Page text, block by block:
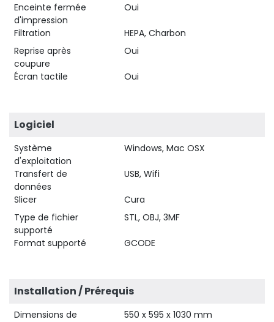
Enceinte fermée
d'impression
Oui
Filtration
HEPA, Charbon
Reprise après
coupure
Oui
Écran tactile Oui
Logiciel
Système
d'exploitation
Windows, Mac OSX
Transfert de
données
USB, Wifi
Slicer
Cura
Type de fichier
supporté
STL, OBJ, 3MF
Format supporté GCODE
Installation / Prérequis
Dimensions de
550 x 595 x 1030 mm